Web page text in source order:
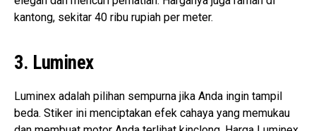
kantong, sekitar 40 ribu rupiah per meter.
3. Luminex
Luminex adalah pilihan sempurna jika Anda ingin tampil
beda. Stiker ini menciptakan efek cahaya yang memukau